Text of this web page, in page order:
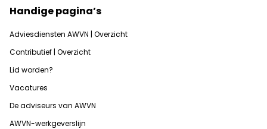
Handige pagina’s
Adviesdiensten AWVN | Overzicht
Contributief | Overzicht
Lid worden?
Vacatures
De adviseurs van AWVN
AWVN-werkgeverslijn